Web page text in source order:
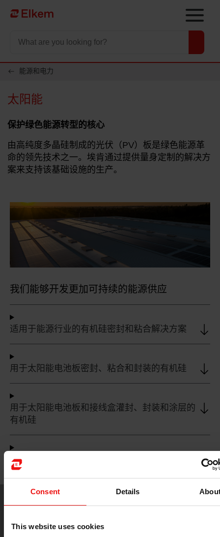
Consent Details
This website uses cookies
Skip to main content
To start page
能源和电力
太阳能
保护绿色能源转型的核心
由高纯度多晶硅制成的光伏（PV）板是绿色能源革
命的领先技术之一。埃肯通过提供量身定制的解决方
案来支持该基础设施的生产。
我们能够开发更加可持续的能源供应
适用于能源行业的有机硅密封和粘合解决方案
用于太阳能电池板密封、粘合和封装的有机硅
用于太阳能电池板和接线盒灌封、封装和涂层的
有机硅
用于太阳能电池的铝中硅